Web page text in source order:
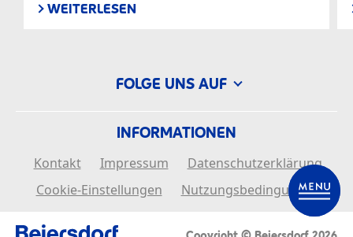
WEITERLESEN
INFORMATIONEN
Kontakt Impressum
Datenschutzerklärung
Cookie-Einstellungen
Nutzungsbedingungen
FOLGE UNS AUF